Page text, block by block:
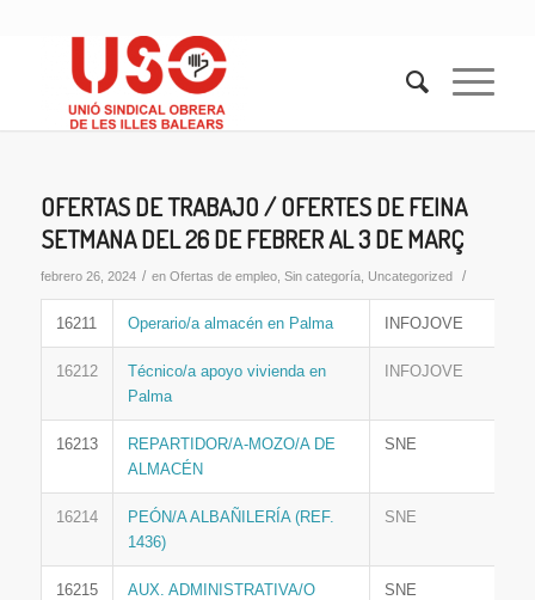
OFERTAS DE TRABAJO / OFERTES DE FEINA
SETMANA DEL 26 DE FEBRER AL 3 DE MARÇ
febrero 26, 2024 / en Ofertas de empleo, Sin categoría, Uncategorized /
16211 Operario/a almacén en Palma INFOJOVE
16212
Técnico/a apoyo vivienda en
Palma
INFOJOVE
16213
REPARTIDOR/A-MOZO/A DE
ALMACÉN
SNE
16214
PEÓN/A ALBAÑILERÍA (REF.
1436)
SNE
16215
AUX. ADMINISTRATIVA/O
SNE